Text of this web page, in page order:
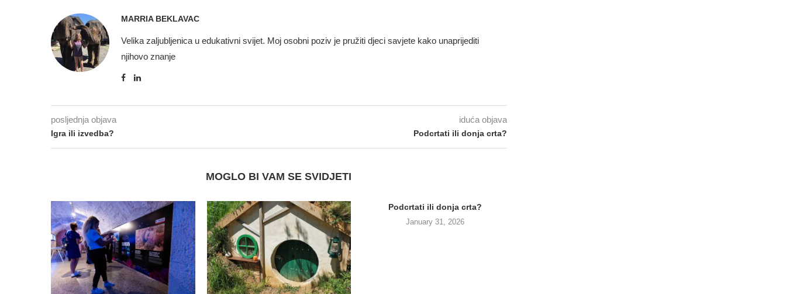
MARRIA BEKLAVAC
Velika zaljubljenica u edukativni svijet. Moj osobni poziv je pružiti djeci savjete kako unaprijediti
njihovo znanje
posljednja objava
Igra ili izvedba?
iduća objava
Podcrtati ili donja crta?
MOGLO BI VAM SE SVIDJETI
Podcrtati ili donja crta?
January 31, 2026